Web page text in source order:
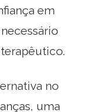
em
no
uma